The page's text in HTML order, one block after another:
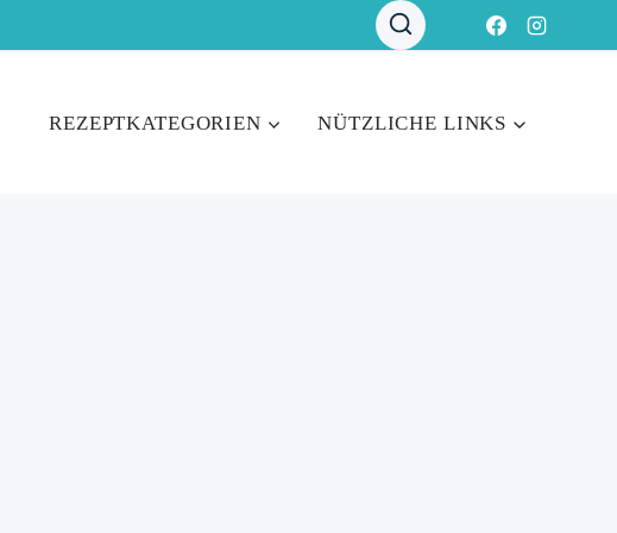
REZEPTKATEGORIEN NÜTZLICHE LINKS